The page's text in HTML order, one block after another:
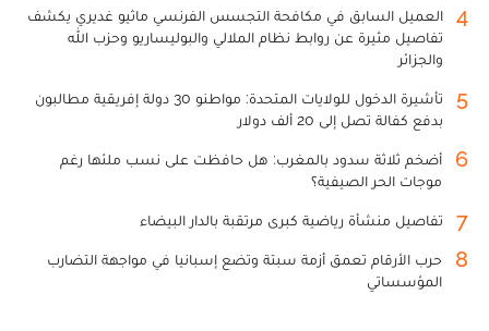
4
العميل السابق في مكافحة التجسس الفرنسي ماثيو غديري يكشف
تفاصيل مثيرة عن روابط نظام الملالي والبوليساريو وحزب الله
والجزائر
5
تأشيرة الدخول للولايات المتحدة: مواطنو 30 دولة إفريقية مطالبون
بدفع كفالة تصل إلى 20 ألف دولار
6
أضخم ثلاثة سدود بالمغرب: هل حافظت على نسب ملئها رغم
موجات الحر الصيفية؟
7 تفاصيل منشأة رياضية كبرى مرتقبة بالدار البيضاء
8
حرب الأرقام تعمق أزمة سبتة وتضع إسبانيا في مواجهة التضارب
المؤسساتي